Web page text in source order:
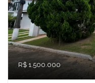
R$ 1.500.000